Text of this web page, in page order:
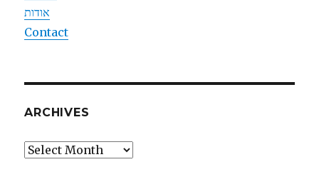
אודות
Contact
ARCHIVES
Archives